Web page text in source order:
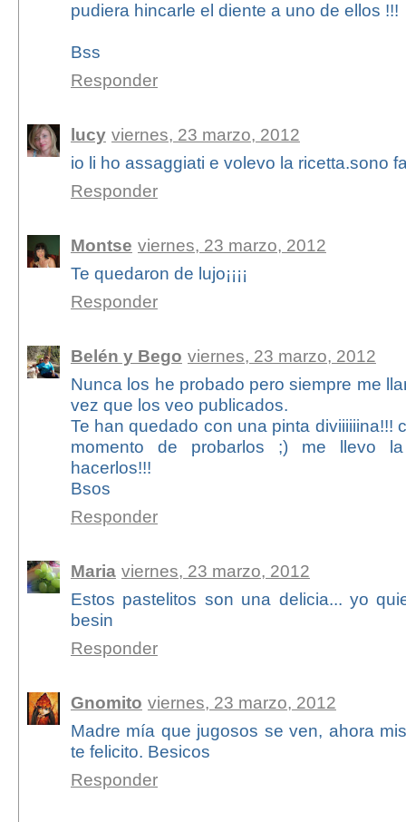
pudiera hincarle el diente a uno de ellos !!!
Bss
Responder
lucy viernes, 23 marzo, 2012
io li ho assaggiati e volevo la ricetta.sono
Responder
Montse viernes, 23 marzo, 2012
Te quedaron de lujo¡¡¡¡
Responder
Belén y Bego viernes, 23 marzo, 2012
Nunca los he probado pero siempre me
vez que los veo publicados.
Te han quedado con una pinta diviiiiiina!!!
momento de probarlos ;) me llevo
hacerlos!!!
Bsos
Responder
Maria viernes, 23 marzo, 2012
Estos pastelitos son una delicia... yo
besin
Responder
Gnomito viernes, 23 marzo, 2012
Madre mía que jugosos se ven, ahora
te felicito. Besicos
Responder